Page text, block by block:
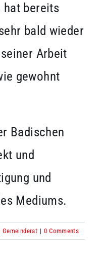
hat bereits
bald wieder
Arbeit
gewohnt
Badischen
und
und
Mediums.
Gemeinderat | 0 Comments